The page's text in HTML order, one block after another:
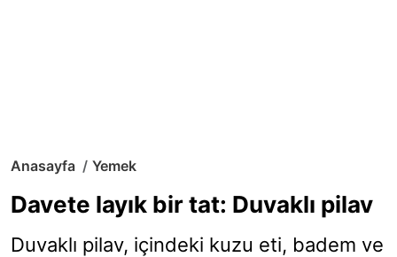
Anasayfa Yemek
Davete layık bir tat: Duvaklı pilav
Duvaklı pilav, içindeki kuzu eti, badem ve